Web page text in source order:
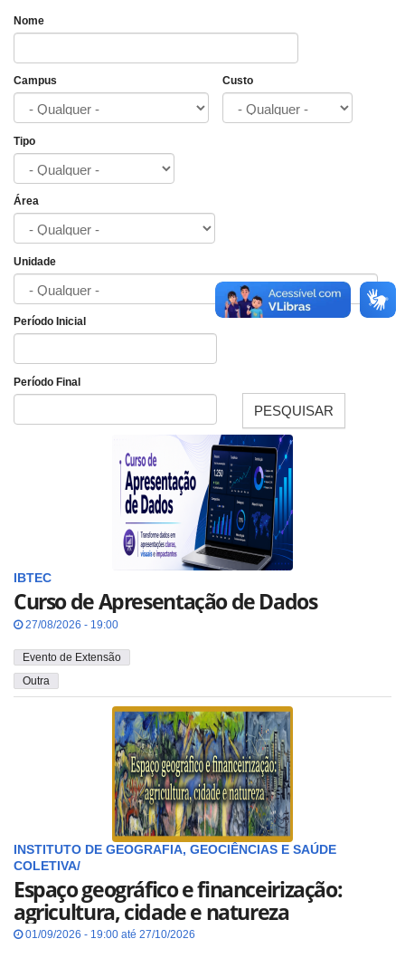
Nome
Campus Custo
Tipo
Área
Unidade
Período Inicial
Período Final
PESQUISAR
IBTEC
Curso de Apresentação de Dados
27/08/2026 - 19:00
Evento de Extensão
Outra
INSTITUTO DE GEOGRAFIA, GEOCIÊNCIAS E SAÚDE
COLETIVA/
Espaço geográfico e financeirização:
agricultura, cidade e natureza
01/09/2026 - 19:00 até 27/10/2026